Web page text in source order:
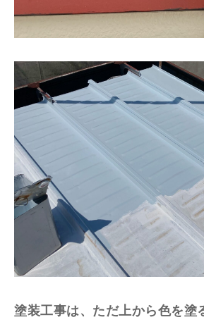
塗装工事は、ただ上から色を塗